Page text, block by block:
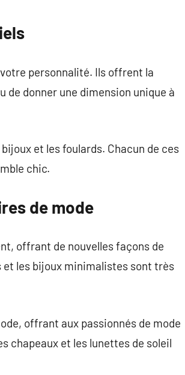
personnalité. Ils offrent la
de donner une dimension unique à
et les foulards. Chacun de ces
chic.
de mode
offrant de nouvelles façons de
les bijoux minimalistes sont très
offrant aux passionnés de mode
chapeaux et les lunettes de soleil